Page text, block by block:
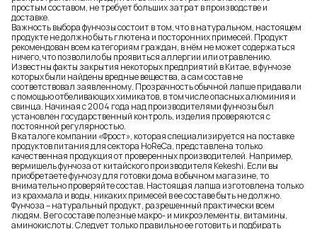
простым составом, не требует больших затрат в производстве и
доставке.
Важность выбора фунчозы состоит в том, что в натуральном, настоящем
продукте не должно быть глютена и посторонних примесей. Продукт
рекомендован всем категориям граждан, в нём не может содержаться
ничего, что позволило бы проявиться аллергии или отравлению.
Известны факты закрытия некоторых предприятий в Китае, в фунчозе
которых были найдены вредные вещества, а сам состав не
соответствовал заявленному. Прозрачность обычной лапше придавали
с помощью отбеливающих химикатов, в том числе опасных алюминия и
свинца. Начиная с 2004 года над производителями фунчозы был
установлен государственный контроль, изделия проверяются с
постоянной регулярностью.
В каталоге компании «Фрост», которая специализируется на поставке
продуктов питания для сектора HoReCa, представлена только
качественная продукция от проверенных производителей. Например,
вермишель фунчоза от китайского производителя Kekeshi. Если вы
приобретаете фунчозу для готовки дома в обычном магазине, то
внимательно проверяйте состав. Настоящая лапша изготовлена только
из крахмала и воды, никаких примесей в ее составе быть не должно.
Фунчоза – натуральный продукт, разрешенный практически всем
людям. В его составе полезные макро- и микроэлементы, витамины,
аминокислоты. Следует только правильно ее готовить и подбирать